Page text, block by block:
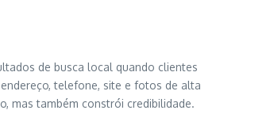
de busca local quando clientes
telefone, site e fotos de alta
mas também constrói credibilidade.